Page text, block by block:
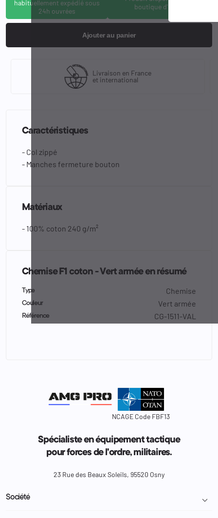
habituellement expédié sous
24h ouvrées
boutique d'Osny
Ajouter au panier
Livraison en France
et international
Caractéristiques
- Col zippé
- Manches fermeture bouton
Matériaux
- 100% coton 240 g/m²
Chemise F1 coton - Vert armée en résumé
Type Chemise
Couleur Vert armée
Référence CG-1511-VAL
NCAGE Code FBF13
Spécialiste en équipement tactique
pour forces de l'ordre, militaires.
23 Rue des Beaux Soleils, 95520 Osny
Société 